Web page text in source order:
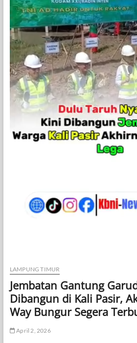
LAMPUNG TIMUR
Jembatan Gantung
Dibangun di Kali Pasir,
Way Bungur Segera
April 2, 2026